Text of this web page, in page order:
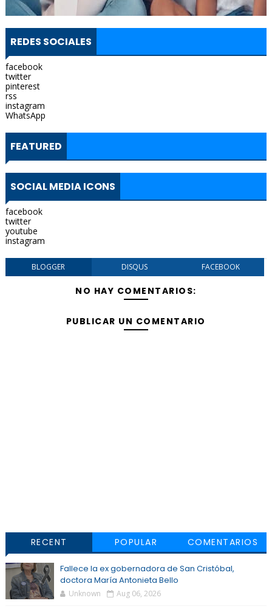
REDES SOCIALES
facebook
twitter
pinterest
rss
instagram
WhatsApp
FEATURED
SOCIAL MEDIA ICONS
facebook
twitter
youtube
instagram
BLOGGER DISQUS FACEBOOK
NO HAY COMENTARIOS:
PUBLICAR UN COMENTARIO
RECENT POPULAR COMENTARIOS
Fallece la ex gobernadora de San Cristóbal,
doctora María Antonieta Bello
Unknown Aug 06, 2026